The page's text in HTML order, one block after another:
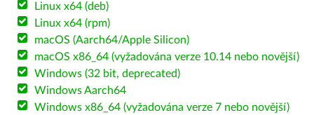
Linux x64 (deb)
Linux x64 (rpm)
macOS (Aarch64/Apple Silicon)
macOS x86_64 (vyžadována verze 10.14 nebo novější)
Windows (32 bit, deprecated)
Windows Aarch64
Windows x86_64 (vyžadována verze 7 nebo novější)